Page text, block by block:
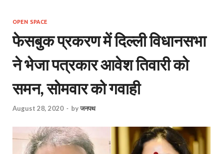
OPEN SPACE
फेसबुक प्रकरण में दिल्‍ली विधानसभा
ने भेजा पत्रकार आवेश तिवारी को
समन, सोमवार को गवाही
August 28, 2020 - byजनपथ